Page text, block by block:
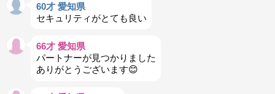
60才 愛知県
セキュリティがとても良い
66才 愛知県
パートナーが見つかりました
ありがとうございます😊